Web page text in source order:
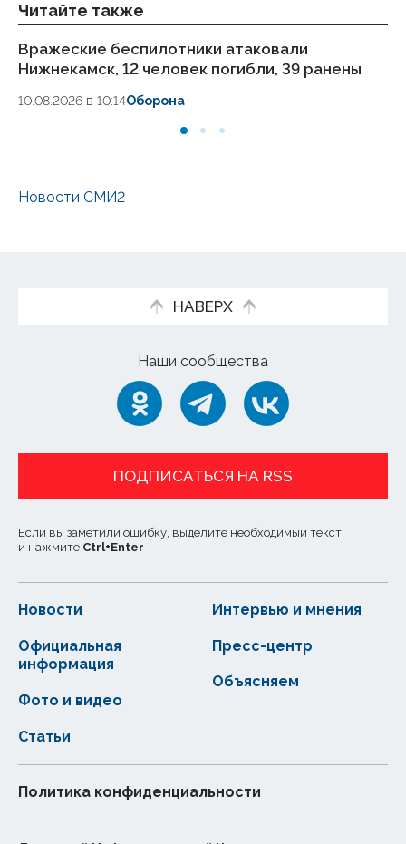
Читайте также
Вражеские беспилотники атаковали
Нижнекамск, 12 человек погибли, 39 ранены
10.08.2026 в 10:14Оборона
Новости СМИ2
НАВЕРХ
Наши сообщества
ПОДПИСАТЬСЯ НА RSS
Если вы заметили ошибку, выделите необходимый текст
и нажмите Ctrl+Enter
Новости
Статьи
Официальная
информация
Интервью и мнения
Фото и видео
Пресс-центр
Объясняем
Политика конфиденциальности